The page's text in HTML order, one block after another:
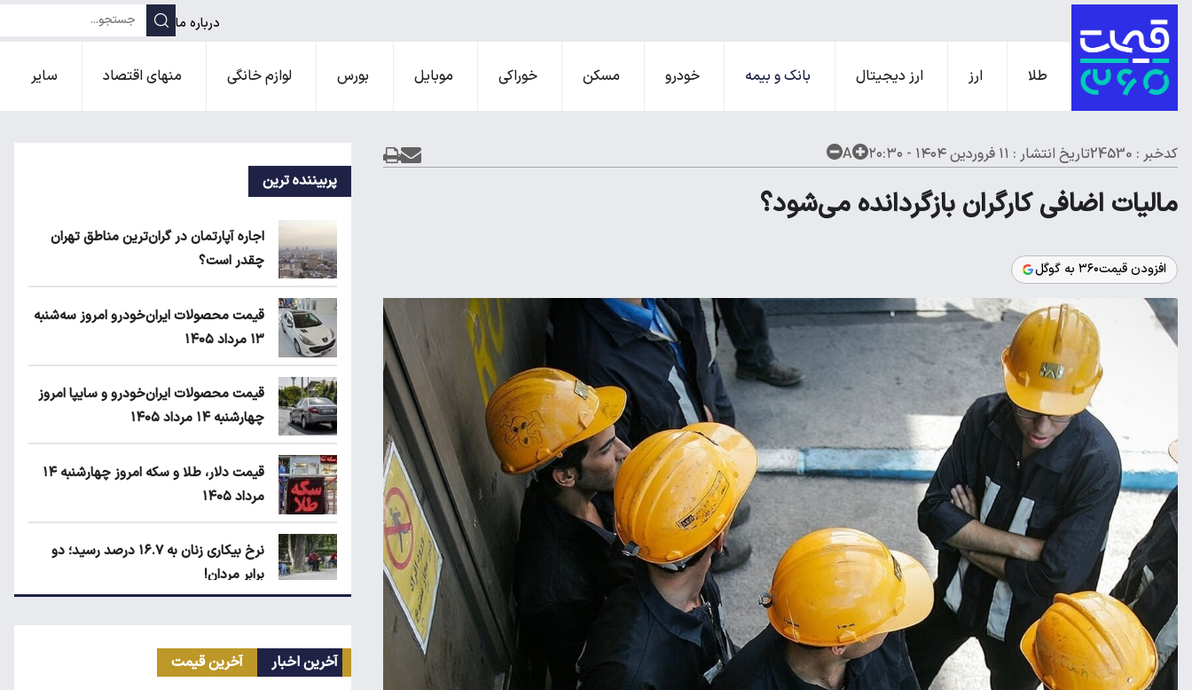
درباره ما
طلا ارز ارز دیجیتال بانک و بیمه خودرو مسکن خوراکی موبایل بورس لوازم خانگی منهای اقتصاد سایر
کدخبر : 24530 تاریخ انتشار : ۱۱ فروردین ۱۴۰۴ - ۲۰:۳۰ A
مالیات اضافی کارگران بازگردانده می‌شود؟
افزودن قیمت۳۶۰ به گوگل
پربیننده ترین
اجاره آپارتمان در گران‌ترین مناطق تهران
چقدر است؟
قیمت محصولات ایران‌خودرو امروز سه‌شنبه
۱۳ مرداد ۱۴۰۵
قیمت محصولات ایران‌خودرو و سایپا امروز
چهارشنبه ۱۴ مرداد ۱۴۰۵
قیمت دلار، طلا و سکه امروز چهارشنبه ۱۴
مرداد ۱۴۰۵
نرخ بیکاری زنان به ۱۶.۷ درصد رسید؛ دو
برابر مردان!
فهرست مشاغل سخت حذف می‌شوند؟ آخرین اخبار آخرین قیمت